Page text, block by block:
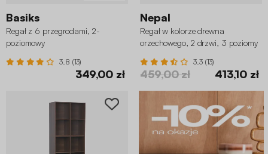
Basiks
Regał z 6 przegrodami, 2-
poziomowy
3.8 (13)
349,00 zł
Nepal
Regał w kolorze drewna
orzechowego, 2 drzwi, 3 poziomy
3.3 (13)
459,00 zł 413,10 zł